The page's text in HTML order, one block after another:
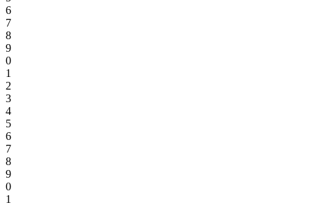
6
7
8
9
0
1
2
3
4
5
6
7
8
9
0
1